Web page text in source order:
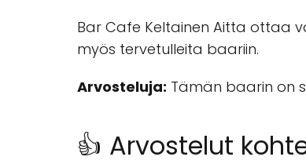
Bar Cafe Keltainen Aitta ottaa
myös tervetulleita baariin.
Arvosteluja: Tämän baarin on
👍 Arvostelut